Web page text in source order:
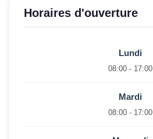
Horaires d'ouverture
Lundi
08:00 - 17:00
Mardi
08:00 - 17:00